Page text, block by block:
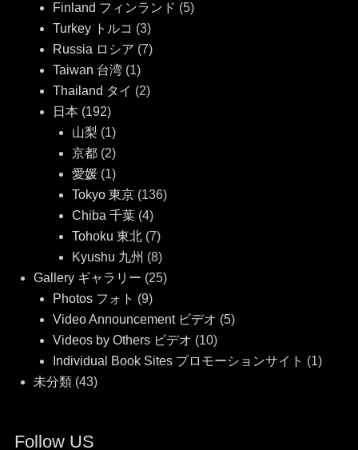
Finland フィンランド (5)
Turkey トルコ (3)
Russia ロシア (7)
Taiwan 台湾(1)
Thailand タイ (2)
日本 (192)
山梨 (1)
京都(2)
愛媛(1)
Tokyo 東京(136)
Chiba 千葉 (4)
Tohoku 東北(7)
Kyushu 九州 (8)
Gallery ギャラリー (25)
Photos フォト (9)
Video Announcement ビデオ (5)
Videos by Others ビデオ (10)
Individual Book Sites プロモーションサイト (1)
未分類 (43)
Follow US